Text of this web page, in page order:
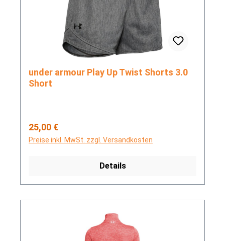
under armour Play Up Twist Shorts 3.0
Short
Regulärer Preis:
25,00 €
Preise inkl. MwSt. zzgl. Versandkosten
Details